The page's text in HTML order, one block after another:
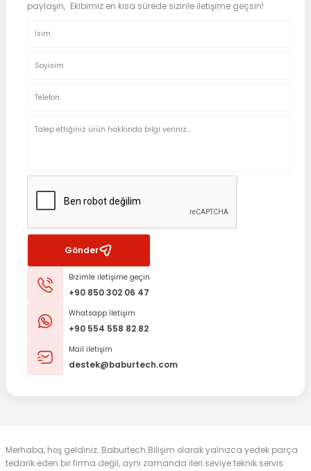
paylaşın, Ekibimiz en kısa sürede sizinle iletişime geçsin!
Gönder
Bizimle iletişime geçin
+90 850 302 06 47
Whatsapp İletişim
+90 554 558 82 82
Mail iletişim
destek@baburtech.com
Merhaba, hoş geldiniz. Baburtech Bilişim olarak yalnızca yedek parça
tedarik eden bir firma değil, aynı zamanda ileri seviye teknik servis